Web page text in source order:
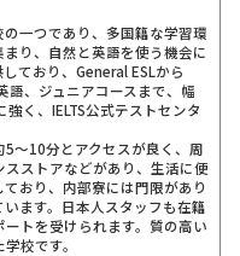
一つであり、多国籍な学習環
り、自然と英語を使う機会に
ており、General ESLから
語、ジュニアコースまで、幅
く、IELTS公式テストセンタ
～10分とアクセスが良く、周
ストアなどがあり、生活に便
おり、内部寮には門限があり
ます。日本人スタッフも在籍
トを受けられます。質の高い
校です。